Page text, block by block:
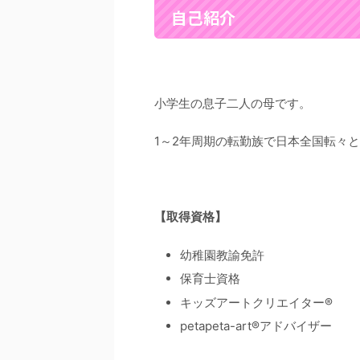
自己紹介
小学生の息子二人の母です。
1～2年周期の転勤族で日本全国転々と
【取得資格】
幼稚園教諭免許
保育士資格
キッズアートクリエイター®
petapeta-art®アドバイザー